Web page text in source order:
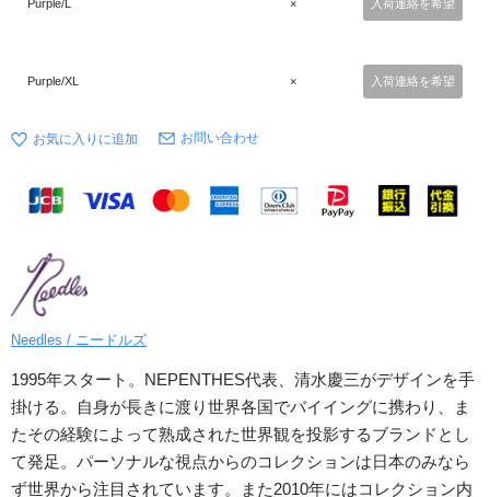
Purple/L × 入荷連絡を希望
Purple/XL × 入荷連絡を希望
お問い合わせ
Needles / ニードルズ
1995年スタート。NEPENTHES代表、清水慶三がデザインを手
掛ける。自身が長きに渡り世界各国でバイイングに携わり、ま
たその経験によって熟成された世界観を投影するブランドとし
て発足。パーソナルな視点からのコレクションは日本のみなら
ず世界から注目されています。また2010年にはコレクション内